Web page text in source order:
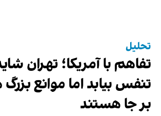
تحلیل
تفاهم با آمریکا؛ تهران
تنفس بیابد اما موانع
بر جا هستند